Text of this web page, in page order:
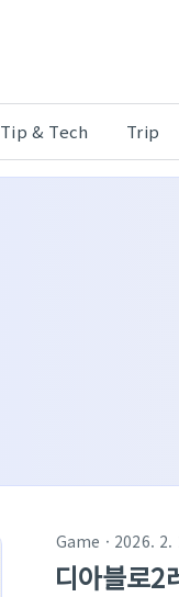
Tip & Tech Trip
Game · 2026. 2.
디아블로2